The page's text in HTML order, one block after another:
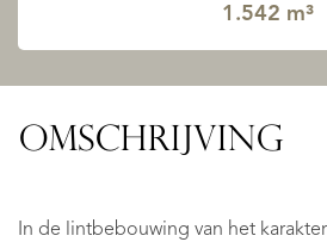
1.542 m³
OMSCHRIJVING
In de lintbebouwing van het